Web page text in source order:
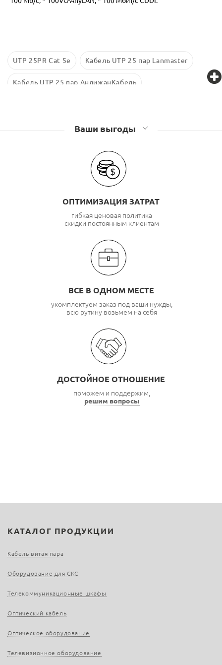
UTP 25PR Cat 5e Кабель UTP 25 пар Lanmaster
Кабель UTP 25 пар АндижанКабель
Кабель UTP 25 пар TopLAN Кабель UTP 25 пар NetLAN
Кабель UTP 25 пар TWT
Ваши выгоды
ОПТИМИЗАЦИЯ ЗАТРАТ
гибкая ценовая политика
скидки постоянным клиентам
ВСЕ В ОДНОМ МЕСТЕ
укомплектуем заказ под ваши нужды,
всю рутину возьмем на себя
ДОСТОЙНОЕ ОТНОШЕНИЕ
поможем и поддержим,
решим вопросы
КАТАЛОГ ПРОДУКЦИИ
Кабель витая пара
Оборудование для СКС
Телекоммуникационные шкафы
Оптический кабель
Оптическое оборудование
Телевизионное оборудование